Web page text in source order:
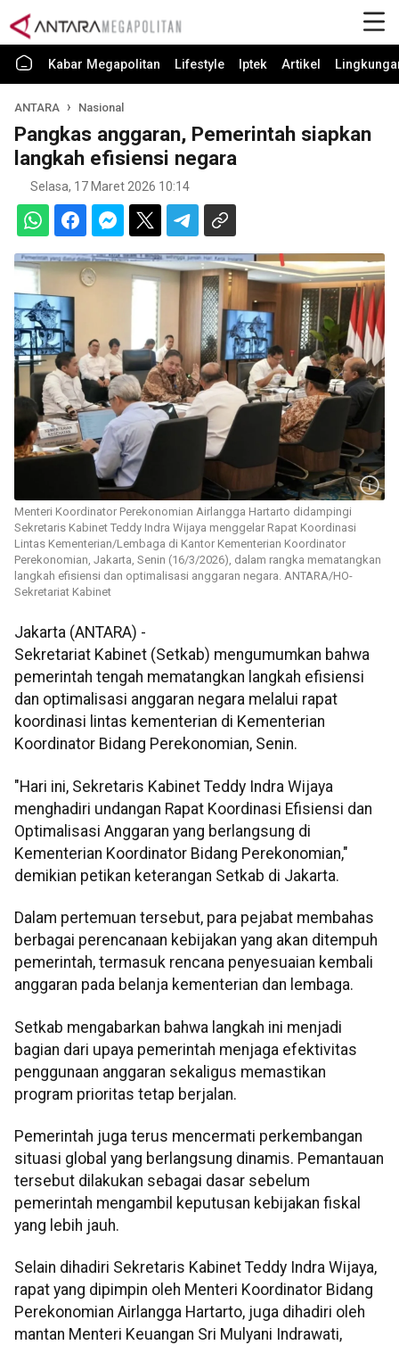
Kabar Megapolitan Lifestyle Iptek Artikel
ANTARA Nasional
Pangkas anggaran, Pemerintah siapkan
langkah efisiensi negara
Selasa, 17 Maret 2026 10:14
Menteri Koordinator Perekonomian Airlangga Hartarto didampingi
Sekretaris Kabinet Teddy Indra Wijaya menggelar Rapat Koordinasi
Lintas Kementerian/Lembaga di Kantor Kementerian Koordinator
Perekonomian, Jakarta, Senin (16/3/2026), dalam rangka mematangkan
langkah efisiensi dan optimalisasi anggaran negara. ANTARA/HO-
Sekretariat Kabinet
Jakarta (ANTARA) -
Sekretariat Kabinet (Setkab) mengumumkan bahwa
pemerintah tengah mematangkan langkah efisiensi
dan optimalisasi anggaran negara melalui rapat
koordinasi lintas kementerian di Kementerian
Koordinator Bidang Perekonomian, Senin.
"Hari ini, Sekretaris Kabinet Teddy Indra Wijaya
menghadiri undangan Rapat Koordinasi Efisiensi dan
Optimalisasi Anggaran yang berlangsung di
Kementerian Koordinator Bidang Perekonomian,"
demikian petikan keterangan Setkab di Jakarta.
Dalam pertemuan tersebut, para pejabat membahas
berbagai perencanaan kebijakan yang akan ditempuh
pemerintah, termasuk rencana penyesuaian kembali
anggaran pada belanja kementerian dan lembaga.
Setkab mengabarkan bahwa langkah ini menjadi
bagian dari upaya pemerintah menjaga efektivitas
penggunaan anggaran sekaligus memastikan
program prioritas tetap berjalan.
Pemerintah juga terus mencermati perkembangan
situasi global yang berlangsung dinamis. Pemantauan
tersebut dilakukan sebagai dasar sebelum
pemerintah mengambil keputusan kebijakan fiskal
yang lebih jauh.
Selain dihadiri Sekretaris Kabinet Teddy Indra Wijaya,
rapat yang dipimpin oleh Menteri Koordinator Bidang
Perekonomian Airlangga Hartarto, juga dihadiri oleh
mantan Menteri Keuangan Sri Mulyani Indrawati,